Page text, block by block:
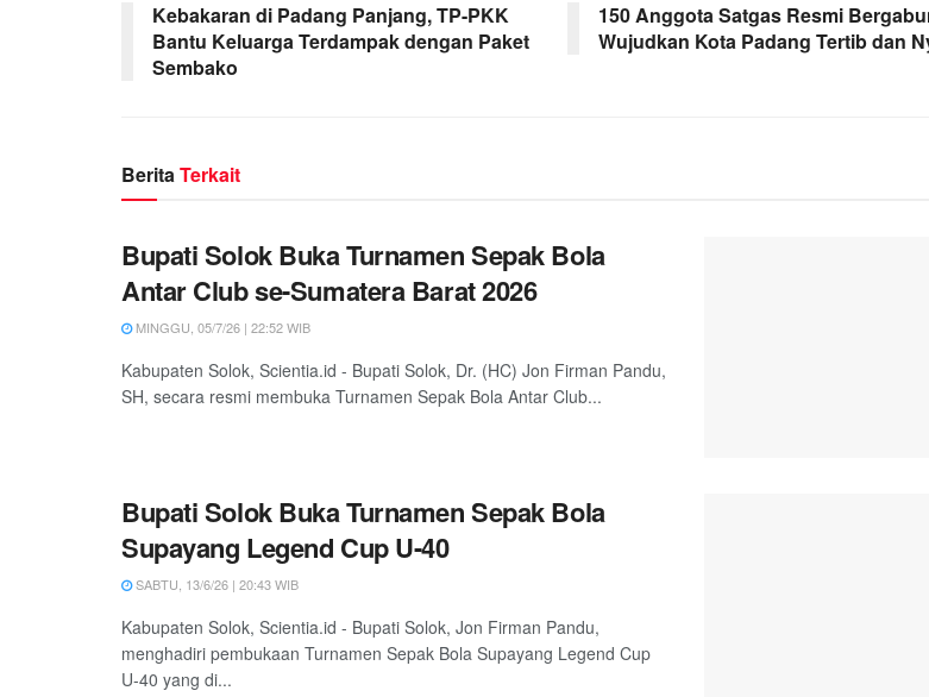
Kebakaran di Padang Panjang, TP-PKK
Bantu Keluarga Terdampak dengan Paket
Sembako
150 Anggota Satgas Resmi
Wujudkan Kota Padang Tertib dan
BeritaTerkait
Bupati Solok Buka Turnamen Sepak Bola
Antar Club se-Sumatera Barat 2026
MINGGU, 05/7/26 | 22:52 WIB
Kabupaten Solok, Scientia.id - Bupati Solok, Dr. (HC) Jon Firman Pandu,
SH, secara resmi membuka Turnamen Sepak Bola Antar Club...
Bupati Solok Buka Turnamen Sepak Bola
Supayang Legend Cup U-40
SABTU, 13/6/26 | 20:43 WIB
Kabupaten Solok, Scientia.id - Bupati Solok, Jon Firman Pandu,
menghadiri pembukaan Turnamen Sepak Bola Supayang Legend Cup
U-40 yang di...